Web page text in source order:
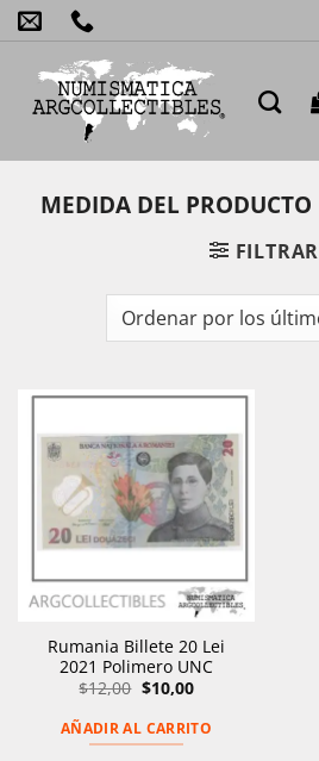
Saltar
al
contenido
MEDIDA DEL PRODUCTO
FILTRAR
Rumania Billete 20 Lei
2021 Polimero UNC
$12,00 El
precio
original
era:
$12,00.
$10,00El
precio
actual
es:
AÑADIR AL CARRITO